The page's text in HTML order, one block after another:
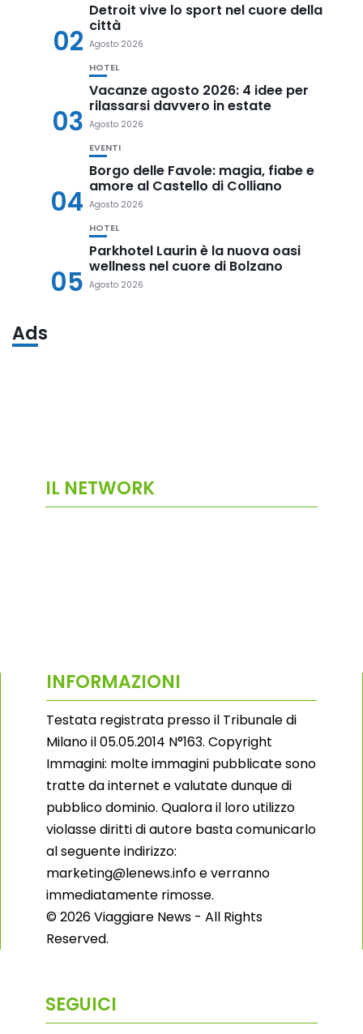
02
Detroit vive lo sport nel cuore della
città
Agosto 2026
03
HOTEL
Vacanze agosto 2026: 4 idee per
rilassarsi davvero in estate
Agosto 2026
04
EVENTI
Borgo delle Favole: magia, fiabe e
amore al Castello di Colliano
Agosto 2026
05
HOTEL
Parkhotel Laurin è la nuova oasi
wellness nel cuore di Bolzano
Agosto 2026
Ads
IL NETWORK
INFORMAZIONI
Testata registrata presso il Tribunale di
Milano il 05.05.2014 N°163. Copyright
Immagini: molte immagini pubblicate sono
tratte da internet e valutate dunque di
pubblico dominio. Qualora il loro utilizzo
violasse diritti di autore basta comunicarlo
al seguente indirizzo:
marketing@lenews.info e verranno
immediatamente rimosse.
© 2026 Viaggiare News - All Rights
Reserved.
SEGUICI